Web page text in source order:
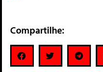
Compartilhe: